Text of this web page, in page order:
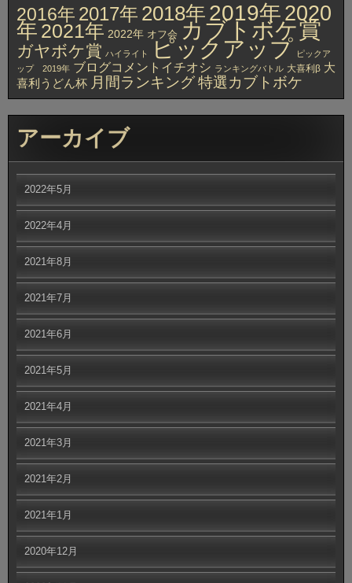
2016年 2017年 2018年 2019年2020
年 2021年 2022年 オフ会 カブトボケ賞
ガヤボケ賞 ハイライト ピックアップ ピックア
ップ 2019年 ブログコメントイチオシ ランキングバトル 大喜利β 大
喜利うどん杯 月間ランキング特選カブトボケ
アーカイブ
2022年5月
2022年4月
2021年8月
2021年7月
2021年6月
2021年5月
2021年4月
2021年3月
2021年2月
2021年1月
2020年12月